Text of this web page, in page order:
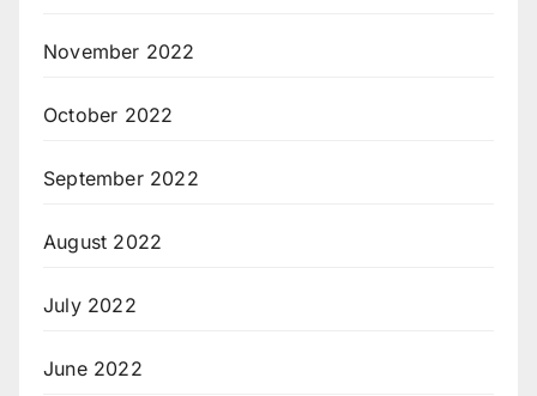
November 2022
October 2022
September 2022
August 2022
July 2022
June 2022